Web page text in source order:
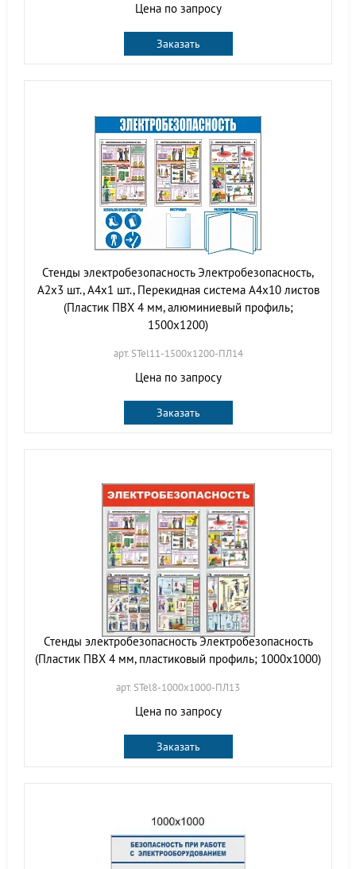
Цена по запросу
Заказать
Стенды электробезопасность Электробезопасность,
А2х3 шт., А4х1 шт., Перекидная система А4х10 листов
(Пластик ПВХ 4 мм, алюминиевый профиль;
1500х1200)
арт. STel11-1500х1200-ПЛ14
Цена по запросу
Заказать
Стенды электробезопасность Электробезопасность
(Пластик ПВХ 4 мм, пластиковый профиль; 1000х1000)
арт. STel8-1000х1000-ПЛ13
Цена по запросу
Заказать